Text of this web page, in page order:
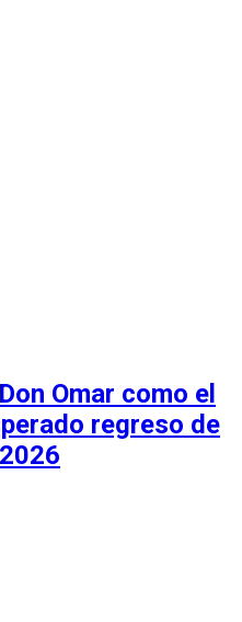
Omar como el
regreso de